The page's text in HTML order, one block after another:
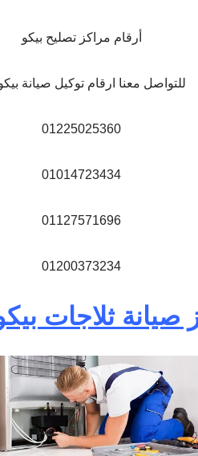
أرقام مراكز تصليح بيكو
للتواصل معنا ارقام توكيل صيانة
01225025360
01014723434
01127571696
01200373234
صيانة ثلاجات